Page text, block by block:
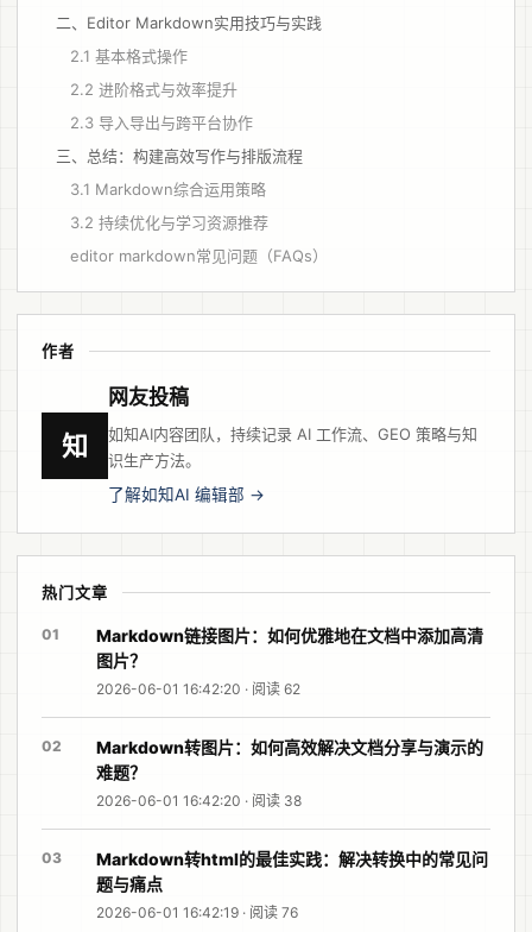
二、Editor Markdown实用技巧与实践
2.1 基本格式操作
2.2 进阶格式与效率提升
2.3 导入导出与跨平台协作
三、总结：构建高效写作与排版流程
3.1 Markdown综合运用策略
3.2 持续优化与学习资源推荐
editor markdown常见问题（FAQs）
作者
知
网友投稿
如知AI内容团队，持续记录 AI 工作流、GEO 策略与知
识生产方法。
了解如知AI 编辑部 →
热门文章
01
Markdown链接图片：如何优雅地在文档中添加高清
图片？
2026-06-01 16:42:20 · 阅读 62
02
Markdown转图片：如何高效解决文档分享与演示的
难题？
2026-06-01 16:42:20 · 阅读 38
03
Markdown转html的最佳实践：解决转换中的常见问
题与痛点
2026-06-01 16:42:19 · 阅读 76